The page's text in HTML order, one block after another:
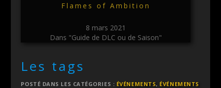
Flames of Ambition
8 mars 2021
Dans "Guide de DLC ou de Saison"
Les tags
POSTÉ DANS LES CATÉGORIES : ÉVÉNEMENTS, ÉVÉNEMENTS